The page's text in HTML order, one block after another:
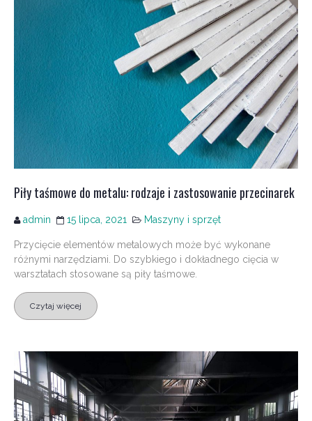
Piły taśmowe do metalu: rodzaje i zastosowanie przecinarek
admin 15 lipca, 2021 Maszyny i sprzęt
Przycięcie elementów metalowych może być wykonane
różnymi narzędziami. Do szybkiego i dokładnego cięcia w
warsztatach stosowane są piły taśmowe.
Czytaj więcej